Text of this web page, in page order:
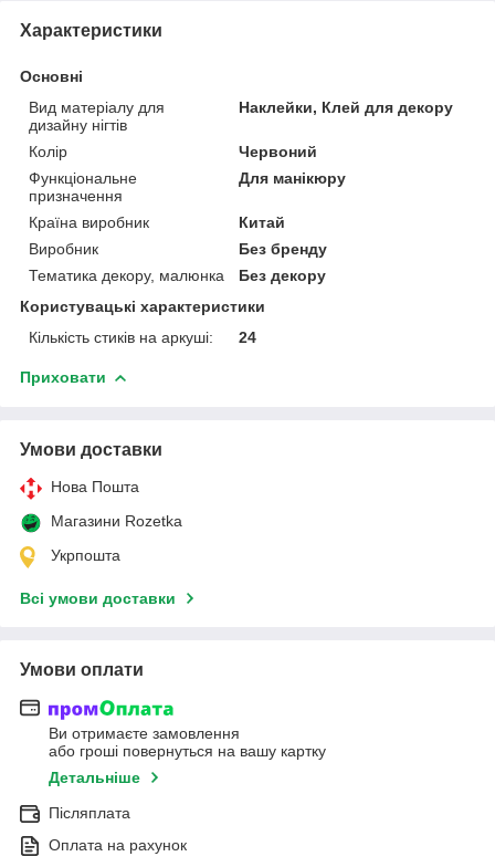
Характеристики
Основні
Вид матеріалу для
дизайну нігтів
Наклейки, Клей для декору
Колір
Червоний
Функціональне
призначення
Для манікюру
Країна виробник
Китай
Виробник
Без бренду
Тематика декору, малюнка
Без декору
Користувацькі характеристики
Кількість стиків на аркуші:
24
Приховати
Умови доставки
Нова Пошта
Магазини Rozetka
Укрпошта
Всі умови доставки
Умови оплати
Ви отримаєте замовлення
або гроші повернуться на вашу картку
Детальніше
Післяплата
Оплата на рахунок